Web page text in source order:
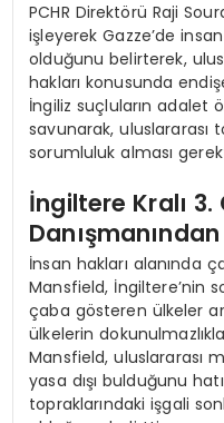
PCHR Direktörü Raji
işleyerek Gazze’de
olduğunu belirterek,
hakları konusunda
İngiliz suçluların adalet
savunarak, uluslararası
sorumluluk alması
İngiltere Kralı 3.
İnsan hakları alanında
Mansfield, İngiltere’nin
çaba gösteren ülkeler
ülkelerin
Mansfield, uluslararası
yasa dışı bulduğunu
topraklarındaki işgali